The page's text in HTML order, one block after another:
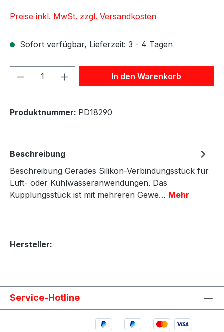
Preise inkl. MwSt. zzgl. Versandkosten
Sofort verfügbar, Lieferzeit: 3 - 4 Tagen
Produkt Anzahl: Gib denIn den Warenkorb
Produktnummer: PD18290
Beschreibung
Beschreibung Gerades Silikon-Verbindungsstück für
Luft- oder Kühlwasseranwendungen. Das
Kupplungsstück ist mit mehreren Gewe… Mehr
Hersteller:
Service-Hotline